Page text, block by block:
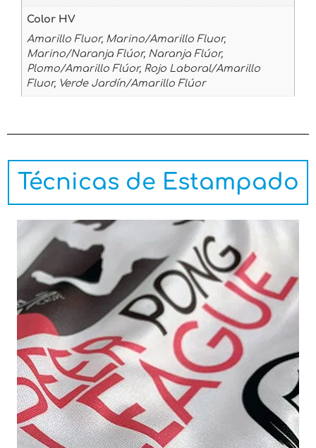
Color HV
Amarillo Fluor, Marino/Amarillo Fluor,
Marino/Naranja Flúor, Naranja Flúor,
Plomo/Amarillo Flúor, Rojo Laboral/Amarillo
Fluor, Verde Jardín/Amarillo Flúor
Técnicas de Estampado